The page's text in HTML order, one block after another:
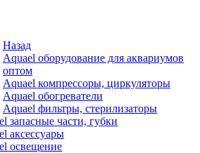
Назад
Aquael оборудование для аквариумов
оптом
Aquael компрессоры, циркуляторы
Aquael обогреватели
Aquael фильтры, стерилизаторы
запасные части, губки
аксессуары
освещение